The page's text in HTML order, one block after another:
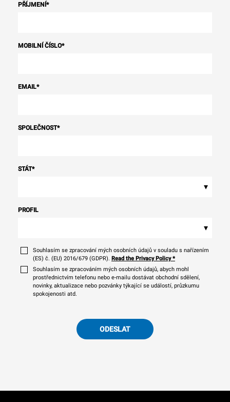
PŘÍJMENÍ *
MOBILNÍ ČÍSLO*
EMAIL*
SPOLEČNOST*
STÁT*
▾
PROFIL
▾
Souhlasím se zpracování mých osobních údajů v souladu s nařízením
(ES) č. (EU) 2016/679 (GDPR). Read the Privacy Policy*
Souhlasím se zpracováním mých osobních údajů, abych mohl
prostřednictvím telefonu nebo e-mailu dostávat obchodní sdělení,
novinky, aktualizace nebo pozvánky týkající se událostí, průzkumu
spokojenosti atd.
ODESLAT